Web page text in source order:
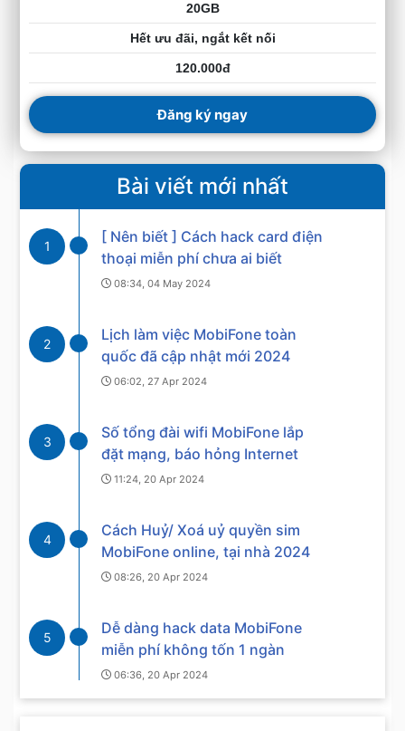
20GB
Hết ưu đãi, ngắt kết nối
120.000đ
Đăng ký ngay
Bài viết mới nhất
1
[ Nên biết ] Cách hack card điện
thoại miễn phí chưa ai biết
08:34, 04 May 2024
2
Lịch làm việc MobiFone toàn
quốc đã cập nhật mới 2024
06:02, 27 Apr 2024
3
Số tổng đài wifi MobiFone lắp
đặt mạng, báo hỏng Internet
11:24, 20 Apr 2024
4
Cách Huỷ/ Xoá uỷ quyền sim
MobiFone online, tại nhà 2024
08:26, 20 Apr 2024
5
Dễ dàng hack data MobiFone
miễn phí không tốn 1 ngàn
06:36, 20 Apr 2024